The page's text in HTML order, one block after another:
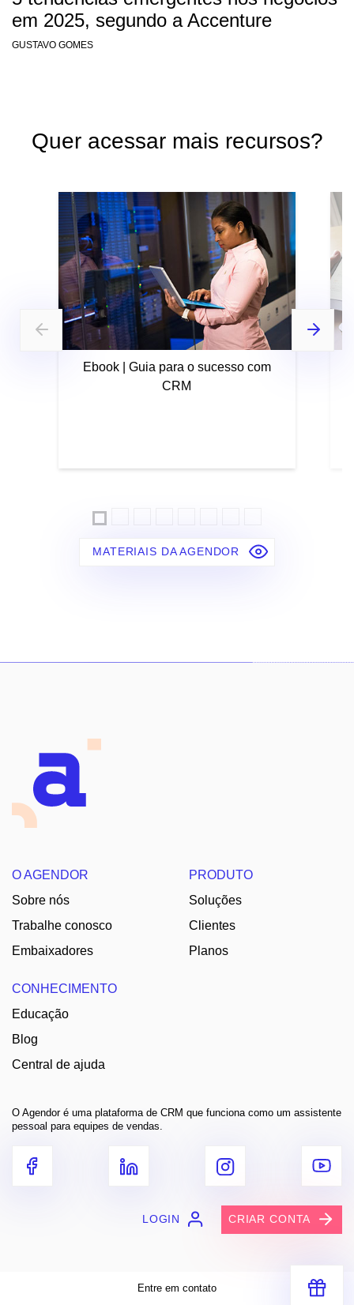
em 2025, segundo a Accenture
GUSTAVO GOMES
Quer acessar mais recursos?
Ebook | Guia para o sucesso com
CRM
MATERIAIS DA AGENDOR
O AGENDOR
Sobre nós
Trabalhe conosco
Embaixadores
PRODUTO
Soluções
Clientes
Planos
CONHECIMENTO
Educação
Blog
Central de ajuda
O Agendor é uma plataforma de CRM que funciona como um assistente
pessoal para equipes de vendas.
LOGIN CRIAR CONTA
Entre em contato